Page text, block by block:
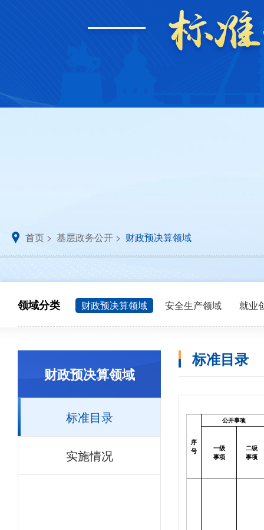
首页 > 基层政务公开 > 财政预决算领域
领域分类 财政预决算领域 安全生产领域 就业
财政预决算领域
标准目录
实施情况
标准目录
序
号
公开事项
一级
事项
二级
事项